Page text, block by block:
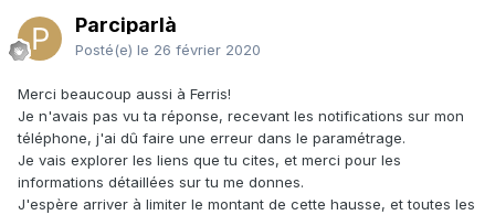
Parciparlà
Posté(e) le 26 février 2020
Merci beaucoup aussi à Ferris!
Je n'avais pas vu ta réponse, recevant les notifications sur mon
téléphone, j'ai dû faire une erreur dans le paramétrage.
Je vais explorer les liens que tu cites, et merci pour les
informations détaillées sur tu me donnes.
J'espère arriver à limiter le montant de cette hausse, et toutes les